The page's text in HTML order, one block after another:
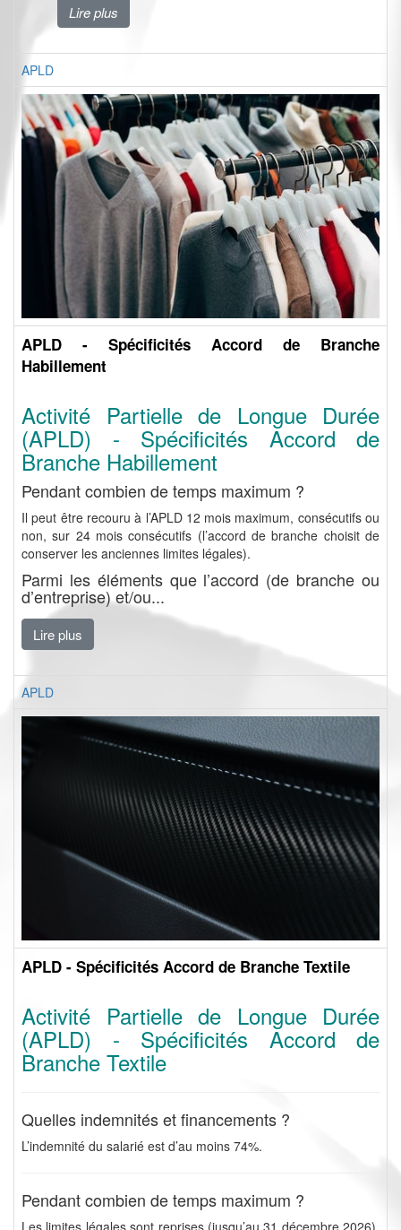
Lire plus
APLD
APLD - Spécificités Accord de Branche
Habillement
Activité Partielle de Longue Durée
(APLD) - Spécificités Accord de
Branche Habillement
Pendant combien de temps maximum ?
Il peut être recouru à l’APLD 12 mois maximum, consécutifs ou
non, sur 24 mois consécutifs (l’accord de branche choisit de
conserver les anciennes limites légales).
Parmi les éléments que l’accord (de branche ou
d’entreprise) et/ou...
Lire plus
APLD
APLD - Spécificités Accord de Branche Textile
Activité Partielle de Longue Durée
(APLD) - Spécificités Accord de
Branche Textile
Quelles indemnités et financements ?
L’indemnité du salarié est d’au moins 74%.
Pendant combien de temps maximum ?
Les limites légales sont reprises (jusqu’au 31 décembre 2026),